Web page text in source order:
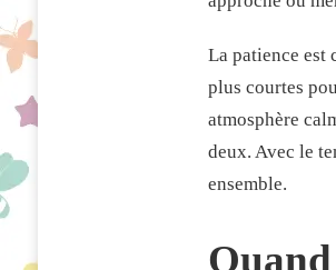
La patience est
plus courtes
atmosphère
deux. Avec le
ensemble.